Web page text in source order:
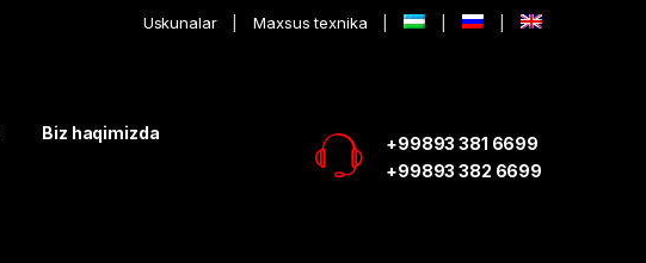
Uskunalar Maxsus texnika
Biz haqimizda
+99893 381 6699
+99893 382 6699